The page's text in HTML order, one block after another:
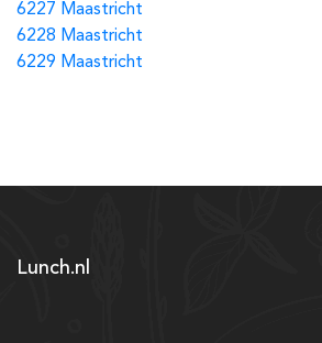
6227 Maastricht
6228 Maastricht
6229 Maastricht
Lunch.nl